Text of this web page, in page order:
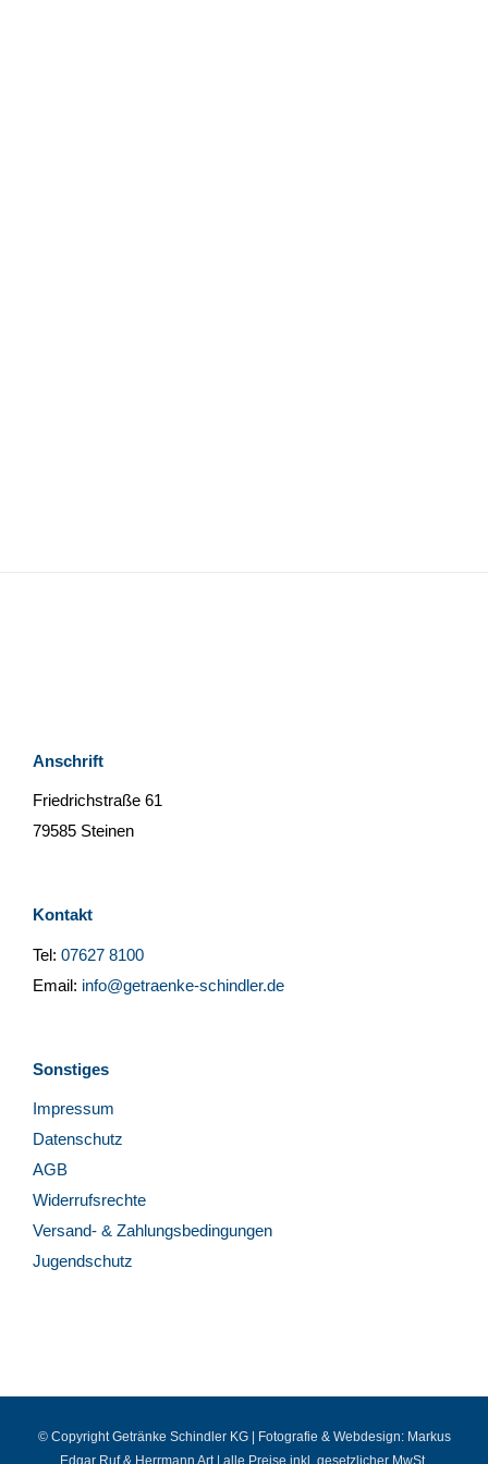
Anschrift
Friedrichstraße 61
79585 Steinen
Kontakt
Tel: 07627 8100
Email: info@getraenke-schindler.de
Sonstiges
Impressum
Datenschutz
AGB
Widerrufsrechte
Versand- & Zahlungsbedingungen
Jugendschutz
© Copyright Getränke Schindler KG | Fotografie & Webdesign: Markus
Edgar Ruf& Herrmann Art| alle Preise inkl. gesetzlicher MwSt.